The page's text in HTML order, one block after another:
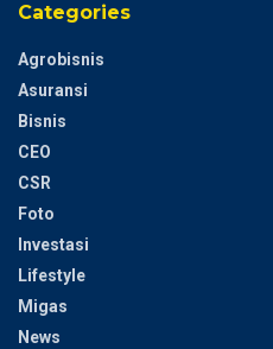
Categories
Agrobisnis
Asuransi
Bisnis
CEO
CSR
Foto
Investasi
Lifestyle
Migas
News